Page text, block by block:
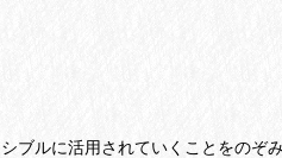
ルに活用されていくことをのぞみ